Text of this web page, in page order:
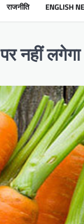
राजनीति ENGLISH
नहीं लगेगा